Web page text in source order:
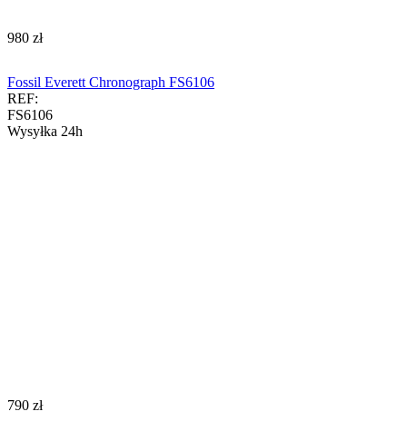
‍980‍ zł
Fossil Everett Chronograph FS6106
REF:
FS6106
Wysyłka 24h
‍790‍ zł